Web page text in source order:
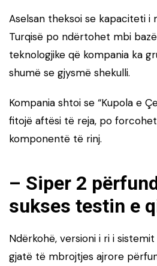
Aselsan theksoi se kapaciteti i
Turqisë po ndërtohet mbi
teknologjike që kompania ka
shumë se gjysmë shekulli.
Kompania shtoi se “Kupola e
fitojë aftësi të reja, po
komponentë të rinj.
– Siper 2
sukses testin e
Ndërkohë, versioni i ri i
gjatë të mbrojtjes ajrore